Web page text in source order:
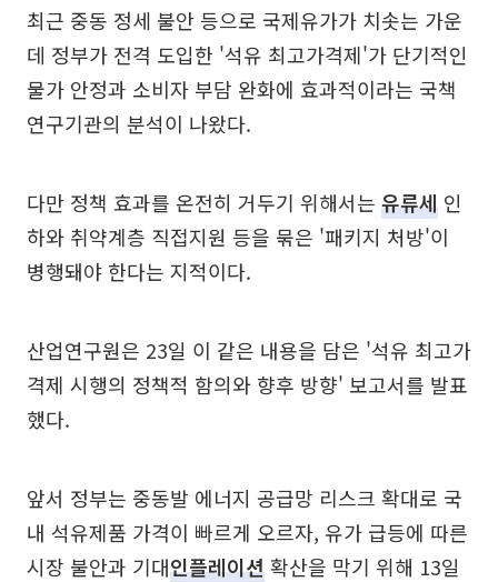
최근 중동 정세 불안 등으로 국제유가가 치솟는 가운
데 정부가 전격 도입한 '석유 최고가격제'가 단기적인
물가 안정과 소비자 부담 완화에 효과적이라는 국책
연구기관의 분석이 나왔다.
다만 정책 효과를 온전히 거두기 위해서는 유류세 인
하와 취약계층 직접지원 등을 묶은 '패키지 처방'이
병행돼야 한다는 지적이다.
산업연구원은 23일 이 같은 내용을 담은 '석유 최고가
격제 시행의 정책적 함의와 향후 방향' 보고서를 발표
했다.
앞서 정부는 중동발 에너지 공급망 리스크 확대로 국
내 석유제품 가격이 빠르게 오르자, 유가 급등에 따른
시장 불안과 기대인플레이션확산을 막기 위해 13일